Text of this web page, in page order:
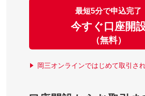
最短5分で申込完了
今すぐ口座開
（無料）
岡三オンラインではじめて取引さ